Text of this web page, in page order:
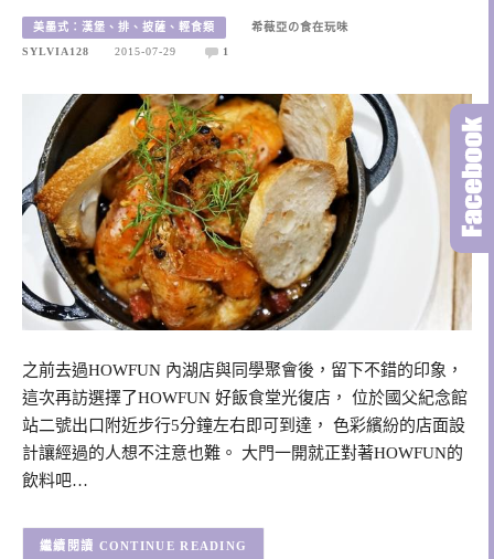
美墨式：漢堡、排、披薩、輕食類
希薇亞の食在玩味
SYLVIA128
2015-07-29 1
之前去過HOWFUN 內湖店與同學聚會後，留下不錯的印象，
這次再訪選擇了HOWFUN 好飯食堂光復店， 位於國父紀念館
站二號出口附近步行5分鐘左右即可到達， 色彩繽紛的店面設
計讓經過的人想不注意也難。 大門一開就正對著HOWFUN的
飲料吧…
CONTINUE READING